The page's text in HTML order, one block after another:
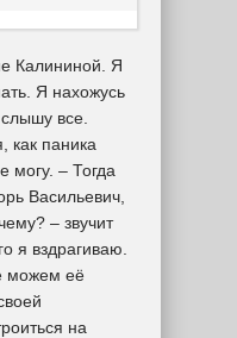
Калининой. Я
Я нахожусь
все.
как паника
могу. – Тогда
Васильевич,
– звучит
я вздрагиваю.
можем её
на